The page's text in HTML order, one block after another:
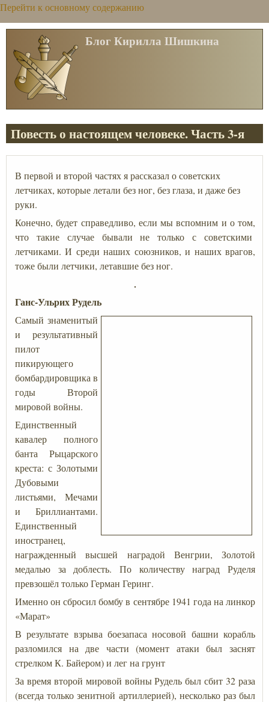
Перейти к основному содержанию
Блог Кирилла Шишкина
Повесть о настоящем человеке. Часть 3-я
В первой и второй частях я рассказал о советских
летчиках, которые летали без ног, без глаза, и даже без
руки.
Конечно, будет справедливо, если мы вспомним и о том,
что такие случае бывали не только с советскими
летчиками. И среди наших союзников, и наших врагов,
тоже были летчики, летавшие без ног.
Ганс-Ульрих Рудель
Самый знаменитый
и результативный
пилот
пикирующего
бомбардировщика в
годы Второй
мировой войны.
Единственный
кавалер полного
банта Рыцарского
креста: с Золотыми
Дубовыми
листьями, Мечами
и Бриллиантами.
Единственный
иностранец,
награжденный высшей наградой Венгрии, Золотой
медалью за доблесть. По количеству наград Руделя
превзошёл только Герман Геринг.
Именно он сбросил бомбу в сентябре 1941 года на линкор
«Марат»
В результате взрыва боезапаса носовой башни корабль
разломился на две части (момент атаки был заснят
стрелком К. Байером) и лег на грунт
За время второй мировой войны Рудель был сбит 32 раза
(всегда только зенитной артиллерией), несколько раз был